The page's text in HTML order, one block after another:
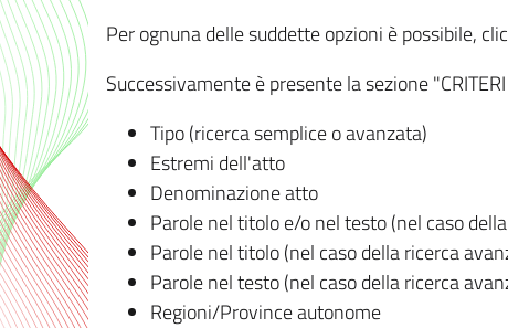
Per ognuna delle suddette opzioni è possibile,
Successivamente è presente la sezione
Tipo (ricerca semplice o avanzata)
Estremi dell'atto
Denominazione atto
Parole nel titolo e/o nel testo (nel caso
Parole nel titolo (nel caso della ricerca
Parole nel testo (nel caso della ricerca
Regioni/Province autonome